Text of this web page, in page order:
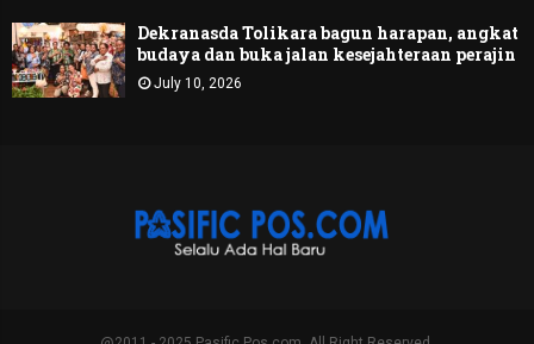
Dekranasda Tolikara bagun harapan, angkat
budaya dan buka jalan kesejahteraan perajin
July 10, 2026